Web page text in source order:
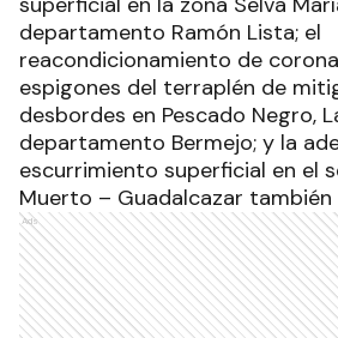
departamento Ramón Lista; el
reacondicionamiento de
espigones del terraplén de
desbordes en Pescado Negro,
departamento Bermejo; y la
escurrimiento superficial en el
Muerto – Guadalcazar también
Ads